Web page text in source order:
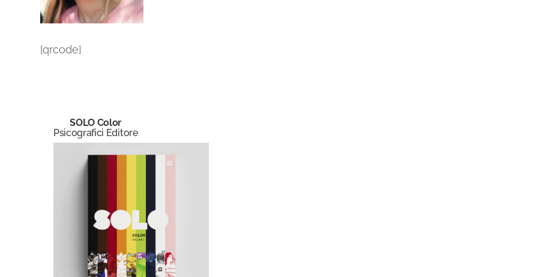
[qrcode]
SOLO Color
Psicografici Editore